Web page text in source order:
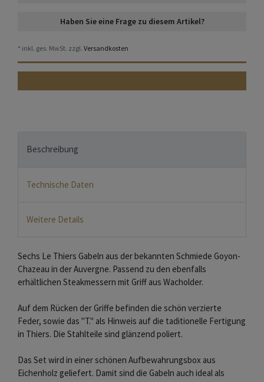
Haben Sie eine Frage zu diesem Artikel?
* inkl. ges. MwSt. zzgl. Versandkosten
Beschreibung
Technische Daten
Weitere Details
Sechs Le Thiers Gabeln aus der bekannten Schmiede Goyon-
Chazeau in der Auvergne. Passend zu den ebenfalls
erhältlichen Steakmessern mit Griff aus Wacholder.
Auf dem Rücken der Griffe befinden die schön verzierte
Feder, sowie das "T." als Hinweis auf die taditionelle Fertigung
in Thiers. Die Stahlteile sind glänzend poliert.
Das Set wird in einer schönen Aufbewahrungsbox aus
Eichenholz geliefert. Damit sind die Gabeln auch ideal als